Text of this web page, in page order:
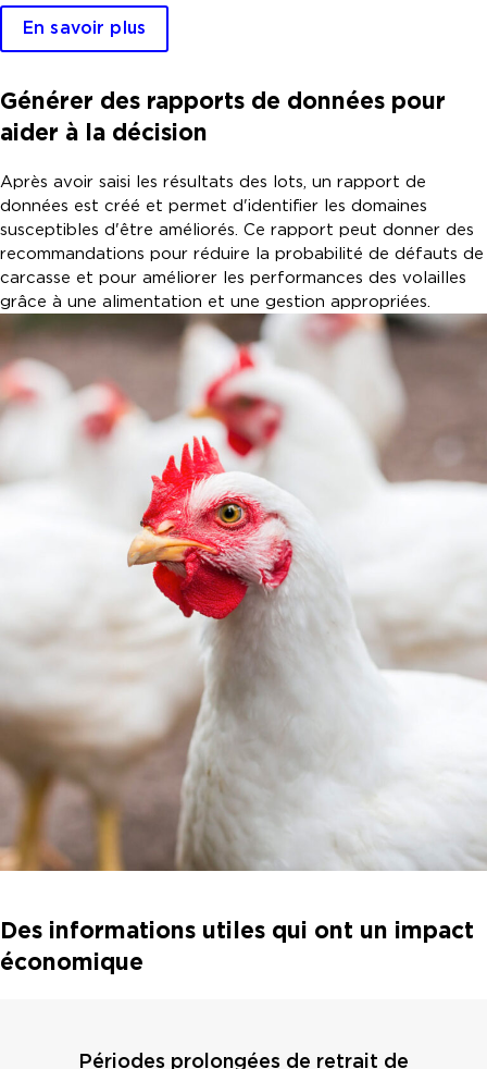
En savoir plus
Générer des rapports de données pour
aider à la décision
Après avoir saisi les résultats des lots, un rapport de
données est créé et permet d'identifier les domaines
susceptibles d'être améliorés. Ce rapport peut donner des
recommandations pour réduire la probabilité de défauts de
carcasse et pour améliorer les performances des volailles
grâce à une alimentation et une gestion appropriées.
Des informations utiles qui ont un impact
économique
Périodes prolongées de retrait de